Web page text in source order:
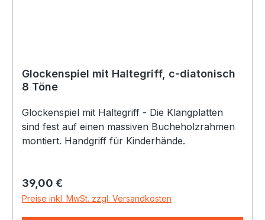
Glockenspiel mit Haltegriff, c-diatonisch
8 Töne
Glockenspiel mit Haltegriff - Die Klangplatten
sind fest auf einen massiven Bucheholzrahmen
montiert. Handgriff für Kinderhände.
Regulärer Preis:
39,00 €
Preise inkl. MwSt. zzgl. Versandkosten